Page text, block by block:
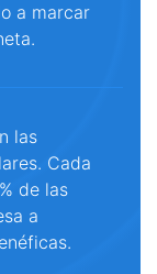
a marcar
las
Cada
de las
a